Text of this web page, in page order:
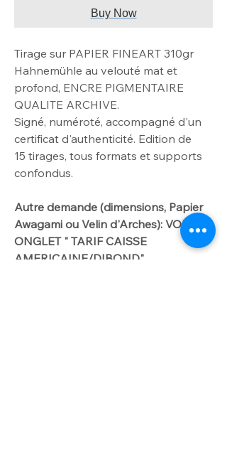
Buy Now
Tirage sur PAPIER FINEART 310gr
Hahnemühle au velouté mat et
profond, ENCRE PIGMENTAIRE
QUALITE ARCHIVE.
Signé, numéroté, accompagné d'un
certificat d'authenticité. Edition de
15 tirages, tous formats et supports
confondus.
Autre demande (dimensions, Papier
Awagami ou Velin d'Arches): VOIR
ONGLET " TARIF CAISSE
AMERICAINE/DIBOND".